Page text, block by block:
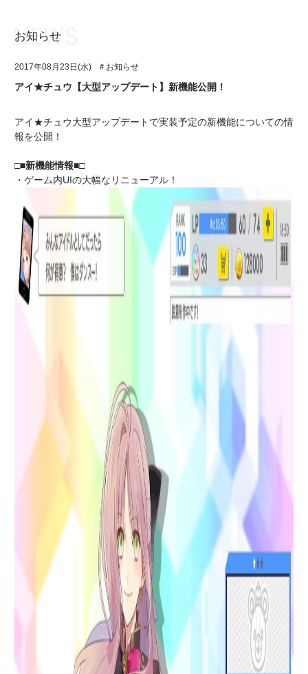
アプリゲーム
イベント・キャンペーン
ミュージック
グッズ・本
ギャラリー
ユニット&キャラクター
アプリゲーム
イベント・キャンペーン
ミュージック
グッズ・本
ギャラリー
お知らせ
2017年08月23日(水) ＃お知らせ
アイ★チュウ【大型アップデート】新機能公開！
アイ★チュウ大型アップデートで実装予定の新機能についての情
報を公開！
□■新機能情報■□
・ゲーム内UIの大幅なリニューアル！